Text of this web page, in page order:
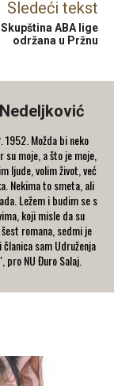
Sledeći tekst
ABA lige
održana u Pržnu
1952. Možda bi neko
su moje, a što je moje,
ljude, volim život, već
Nekima to smeta, ali
Ležem i budim se s
koji misle da su
romana, sedmi je
sam Udruženja
pro NU Đuro Salaj.